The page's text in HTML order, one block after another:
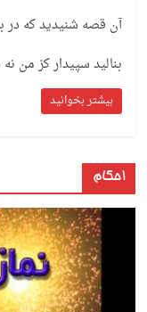
آن قصه شنیدید که در
از
بنالید سپیدار کز من
بیشتر بخوانید
احکام